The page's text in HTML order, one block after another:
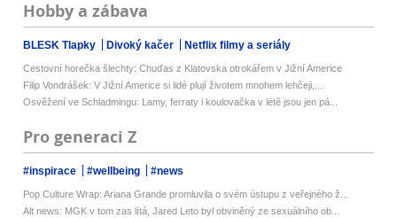
Hobby a zábava
BLESK Tlapky Divoký kačer Netflix filmy a seriály
Cestovní horečka šlechty: Chuďas z Klatovska otrokářem v Jižní Americe
Filip Vondrášek: V Jižní Americe si lidé plují životem mnohem lehčeji,...
Osvěžení ve Schladmingu: Lamy, ferraty i koulovačka v létě jsou jen pá...
Pro generaci Z
#inspirace #wellbeing #news
Pop Culture Wrap: Ariana Grande promluvila o svém ústupu z veřejného ž...
Alt news: MGK v tom zas lítá, Jared Leto byl obviněný ze sexuálního ob...